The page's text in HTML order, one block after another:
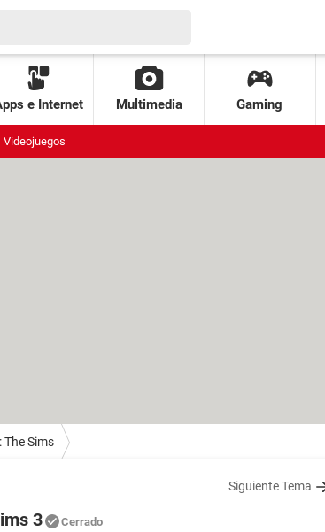
e Internet Multimedia Gaming
Videojuegos
The Sims
Siguiente Tema
3 Cerrado